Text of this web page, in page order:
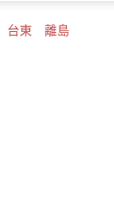
台東 離島